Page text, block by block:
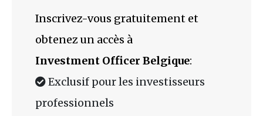
Inscrivez-vous gratuitement et
obtenez un accès à
Investment Officer Belgique:
Exclusif pour les investisseurs
professionnels